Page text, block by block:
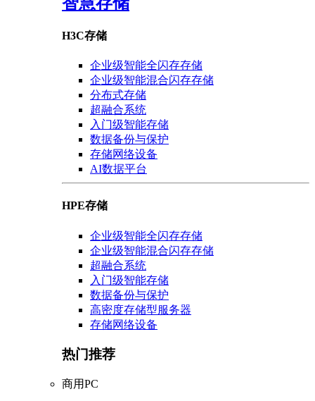
H3C存储
企业级智能全闪存存储
企业级智能混合闪存存储
分布式存储
超融合系统
入门级智能存储
数据备份与保护
存储网络设备
AI数据平台
HPE存储
企业级智能全闪存存储
企业级智能混合闪存存储
超融合系统
入门级智能存储
数据备份与保护
高密度存储型服务器
存储网络设备
热门推荐
商用PC